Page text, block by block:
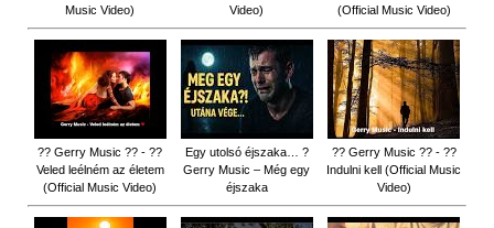
Music Video)
Video)
(Official Music Video)
?? Gerry Music ?? - ??
Veled leélném az életem
(Official Music Video)
Egy utolsó éjszaka… ?
Gerry Music – Még egy
éjszaka
?? Gerry Music ?? - ??
Indulni kell (Official Music
Video)